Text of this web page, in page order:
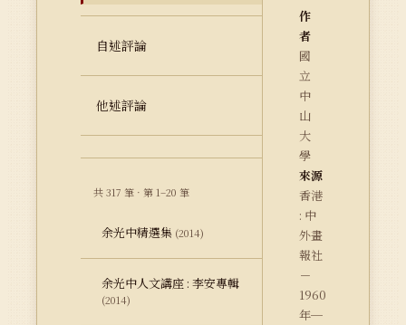
自述評論
他述評論
共 317 筆 · 第 1–20 筆
余光中精選集 (2014)
余光中人文講座 : 李安專輯
(2014)
作
者
國
立
中
山
大
學
來源
香港
: 中
外畫
報社
－
1960
年─